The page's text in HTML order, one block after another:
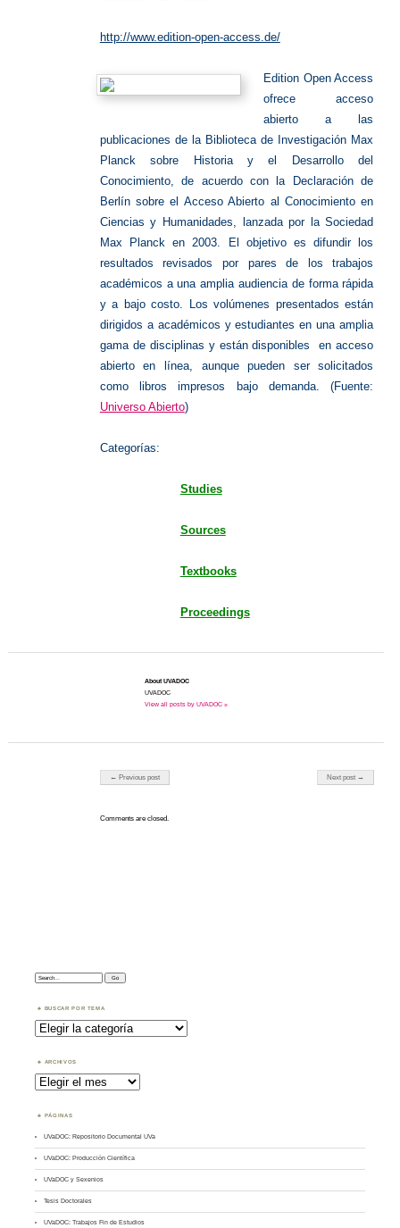
http://www.edition-open-access.de/
Edition Open Access
ofrece acceso
abierto a las
publicaciones de la Biblioteca de Investigación Max
Planck sobre Historia y el Desarrollo del
Conocimiento, de acuerdo con la Declaración de
Berlín sobre el Acceso Abierto al Conocimiento en
Ciencias y Humanidades, lanzada por la Sociedad
Max Planck en 2003. El objetivo es difundir los
resultados revisados por pares de los trabajos
académicos a una amplia audiencia de forma rápida
y a bajo costo. Los volúmenes presentados están
dirigidos a académicos y estudiantes en una amplia
gama de disciplinas y están disponibles en acceso
abierto en línea, aunque pueden ser solicitados
como libros impresos bajo demanda. (Fuente:
Universo Abierto)
Categorías:
Studies
Sources
Textbooks
Proceedings
About UVADOC
UVADOC
View all posts by UVADOC »
Post navigation
← Previous post Next post →
Comments are closed.
Search:
BUSCAR POR TEMA
Buscar
por
Tema
ARCHIVOS
Archivos
PÁGINAS
UVaDOC: Repositorio Documental UVa
UVaDOC: Producción Científica
UVaDOC y Sexenios
Tesis Doctorales
UVaDOC: Trabajos Fin de Estudios